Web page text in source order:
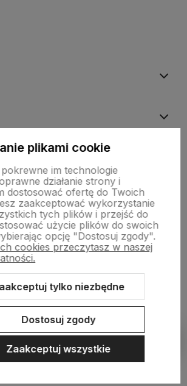
Szablon Shoper Modern 3.0™
plikami cookie
im technologie
działanie strony i
dostosować ofertę do Twoich
zaakceptować wykorzystanie
tych plików i przejść do
użycie plików do swoich
opcję "Dostosuj zgody".
cookies przeczytasz w naszej
tylko niezbędne
Dostosuj zgody
Zaakceptuj wszystkie